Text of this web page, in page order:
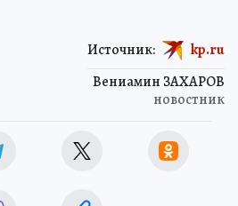
Вениамин ЗАХАРОВ
новостник
Источник: kp.ru